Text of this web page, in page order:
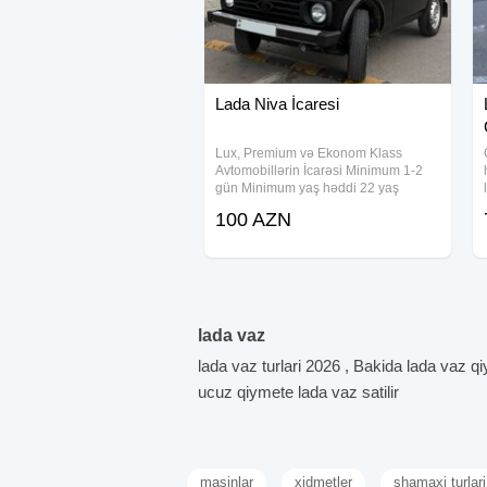
Lada Niva İcaresi
Lux, Premium və Ekonom Klass
Avtomobillərin İcarəsi Minimum 1-2
gün Minimum yaş həddi 22 yaş
1il Car rental Lux, Premium and
Minimum age 22
100 AZN
lada vaz
lada vaz turlari 2026 , Bakida lada vaz
ucuz qiymete lada vaz satilir
masinlar xidmetler shamaxi turlari